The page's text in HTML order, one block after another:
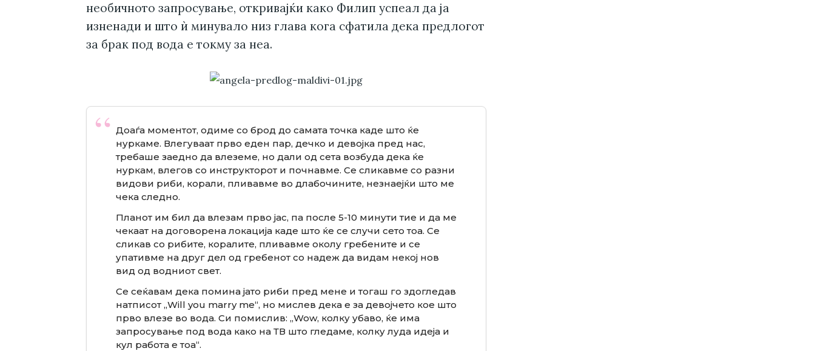
необичното запросување, откривајќи како Филип успеал да ја
изненади и што ѝ минувало низ глава кога сфатила дека предлогот
за брак под вода е токму за неа.
Доаѓа моментот, одиме со брод до самата точка каде што ќе
нуркаме. Влегуваат прво еден пар, дечко и девојка пред нас,
требаше заедно да влеземе, но дали од сета возбуда дека ќе
нуркам, влегов со инструкторот и почнавме. Се сликавме со разни
видови риби, корали, пливавме во длабочините, незнаејќи што ме
чека следно.
Планот им бил да влезам прво јас, па после 5-10 минути тие и да ме
чекаат на договорена локација каде што ќе се случи сето тоа. Се
сликав со рибите, коралите, пливавме околу гребените и се
упативме на друг дел од гребенот со надеж да видам некој нов
вид од водниот свет.
Се сеќавам дека помина јато риби пред мене и тогаш го здогледав
натписот „Will you marry me“, но мислев дека е за девојчето кое што
прво влезе во вода. Си помислив: „Wow, колку убаво, ќе има
запросување под вода како на ТВ што гледаме, колку луда идеја и
кул работа е тоа“.